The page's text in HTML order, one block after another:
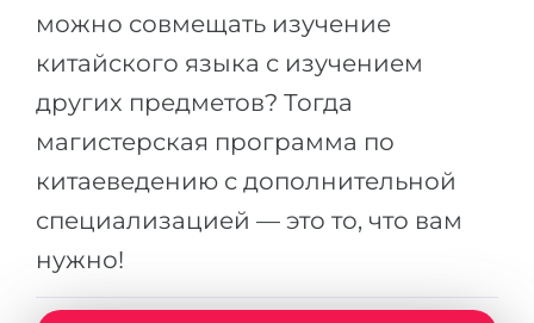
КАРЬЕРНОЕ ОРИЕНТИРОВАНИЕ
Тест Голланда
Тест Карта Интересов
Тест RIASEC
Успехна
100%
Другая специальность
ПОСТУПАЕМ ИЗ...
Россия
Украина
Казахстан
Азербайджан
Армения
можно совмещать изучение
китайского языка с изучением
других предметов? Тогда
магистерская программа по
китаеведению с дополнительной
специализацией — это то, что вам
нужно!